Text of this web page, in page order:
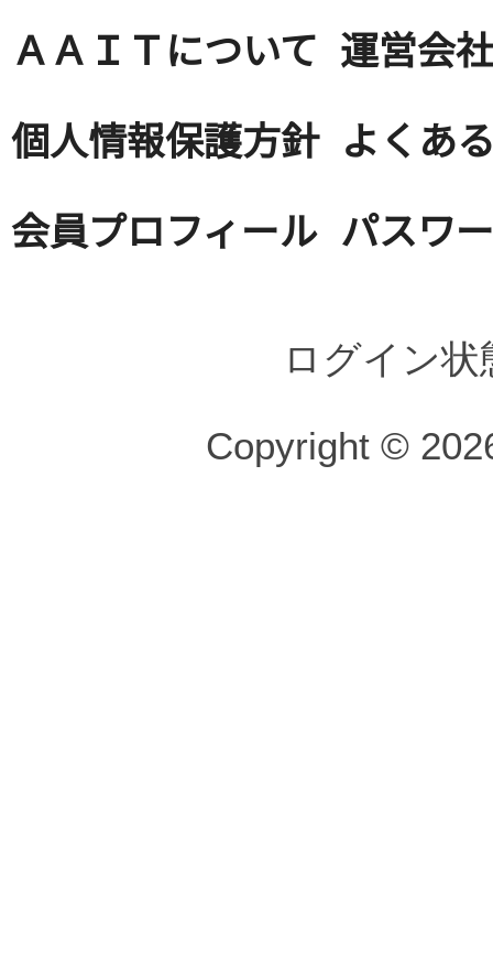
ＡＡＩＴについて 運営会社
個人情報保護方針 よくあ
会員プロフィール パスワ
ログイン
Copyright ©